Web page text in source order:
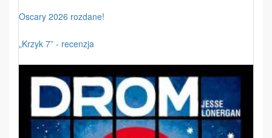
Oscary 2026 rozdane!
„Krzyk 7” - recenzja